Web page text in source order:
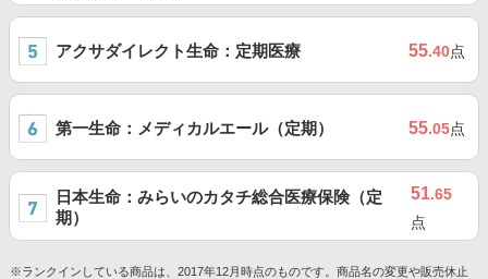
アクサダイレクト生命：定期医療 55.40点
第一生命：メディカルエール（定期） 55.05点
日本生命：みらいのカタチ総合医療保険（定
期）
51.65
点
※ランクインしている商品は、2017年12月時点のものです。商品名の変更や販売休止